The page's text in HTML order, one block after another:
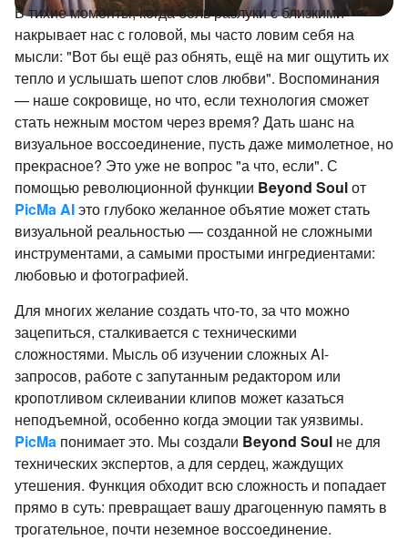
В тихие моменты, когда боль разлуки с близкими
накрывает нас с головой, мы часто ловим себя на
мысли: "Вот бы ещё раз обнять, ещё на миг ощутить их
тепло и услышать шепот слов любви". Воспоминания
— наше сокровище, но что, если технология сможет
стать нежным мостом через время? Дать шанс на
визуальное воссоединение, пусть даже мимолетное, но
прекрасное? Это уже не вопрос "а что, если". С
помощью революционной функции Beyond Soulот
PicMa AIэто глубоко желанное объятие может стать
визуальной реальностью — созданной не сложными
инструментами, а самыми простыми ингредиентами:
любовью и фотографией.
Для многих желание создать что-то, за что можно
зацепиться, сталкивается с техническими
сложностями. Мысль об изучении сложных AI-
запросов, работе с запутанным редактором или
кропотливом склеивании клипов может казаться
неподъемной, особенно когда эмоции так уязвимы.
PicMa понимает это. Мы создали Beyond Soul не для
технических экспертов, а для сердец, жаждущих
утешения. Функция обходит всю сложность и попадает
прямо в суть: превращает вашу драгоценную память в
трогательное, почти неземное воссоединение.